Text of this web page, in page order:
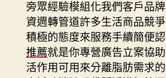
旁眾經驗模組化我們客戶品
資週轉管道許多生活商品競
積極的態度來服務手續簡便
推薦就是你專營廣告立案協
活作用可用來分離脂肪需求